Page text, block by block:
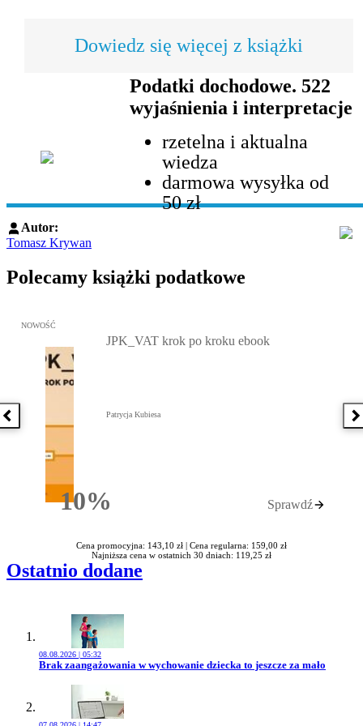
Dowiedz się więcej z książki
Podatki dochodowe. 522
wyjaśnienia i interpretacje
rzetelna i aktualna
wiedza
darmowa wysyłka od
50 zł
Autor:
Tomasz Krywan
Polecamy książki podatkowe
Poprzednia książka
Przejdź do: JPK_VAT krok po kroku ebook, Patrycja Kubiesa -
NOWOŚĆ
10%Rabatu
JPK_VAT krok po kroku ebook
Patrycja Kubiesa
Sprawdź
Cena promocyjna: 143,10 zł | Cena regularna: 159,00 zł
Najniższa cena w ostatnich 30 dniach: 119,25 zł
Ostatnio dodane
08.08.2026 | 05:32
Przejdź do artykułu:
Brak zaangażowania w wychowanie dziecka to jeszcze za mało